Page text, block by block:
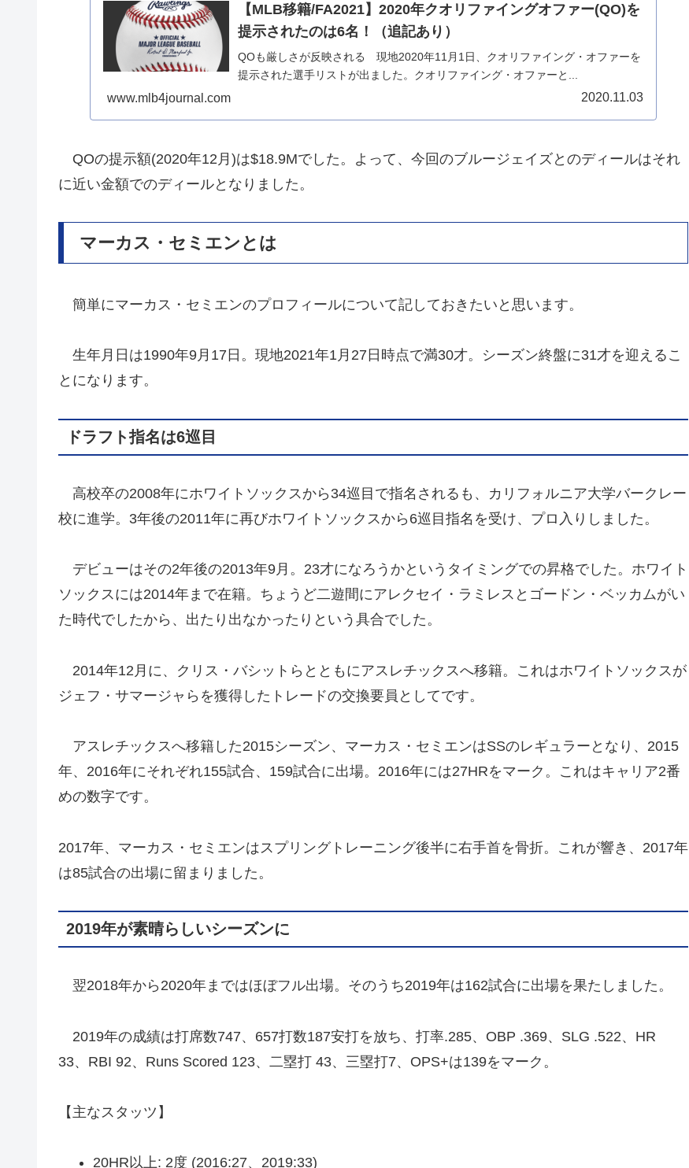
【MLB移籍/FA2021】2020年クオリファイングオファー(QO)を
提示されたのは6名！（追記あり）
QOも厳しさが反映される 現地2020年11月1日、クオリファイング・オファーを
提示された選手リストが出ました。クオリファイング・オファーと...
www.mlb4journal.com 2020.11.03
QOの提示額(2020年12月)は$18.9Mでした。よって、今回のブルージェイズとのディールはそれ
に近い金額でのディールとなりました。
マーカス・セミエンとは
簡単にマーカス・セミエンのプロフィールについて記しておきたいと思います。
生年月日は1990年9月17日。現地2021年1月27日時点で満30才。シーズン終盤に31才を迎えるこ
とになります。
ドラフト指名は6巡目
高校卒の2008年にホワイトソックスから34巡目で指名されるも、カリフォルニア大学バークレー
校に進学。3年後の2011年に再びホワイトソックスから6巡目指名を受け、プロ入りしました。
デビューはその2年後の2013年9月。23才になろうかというタイミングでの昇格でした。ホワイト
ソックスには2014年まで在籍。ちょうど二遊間にアレクセイ・ラミレスとゴードン・ベッカムがい
た時代でしたから、出たり出なかったりという具合でした。
2014年12月に、クリス・バシットらとともにアスレチックスへ移籍。これはホワイトソックスが
ジェフ・サマージャらを獲得したトレードの交換要員としてです。
アスレチックスへ移籍した2015シーズン、マーカス・セミエンはSSのレギュラーとなり、2015
年、2016年にそれぞれ155試合、159試合に出場。2016年には27HRをマーク。これはキャリア2番
めの数字です。
2017年、マーカス・セミエンはスプリングトレーニング後半に右手首を骨折。これが響き、2017年
は85試合の出場に留まりました。
2019年が素晴らしいシーズンに
翌2018年から2020年まではほぼフル出場。そのうち2019年は162試合に出場を果たしました。
2019年の成績は打席数747、657打数187安打を放ち、打率.285、OBP .369、SLG .522、HR
33、RBI 92、Runs Scored 123、二塁打 43、三塁打7、OPS+は139をマーク。
【主なスタッツ】
20HR以上: 2度 (2016:27、2019:33)